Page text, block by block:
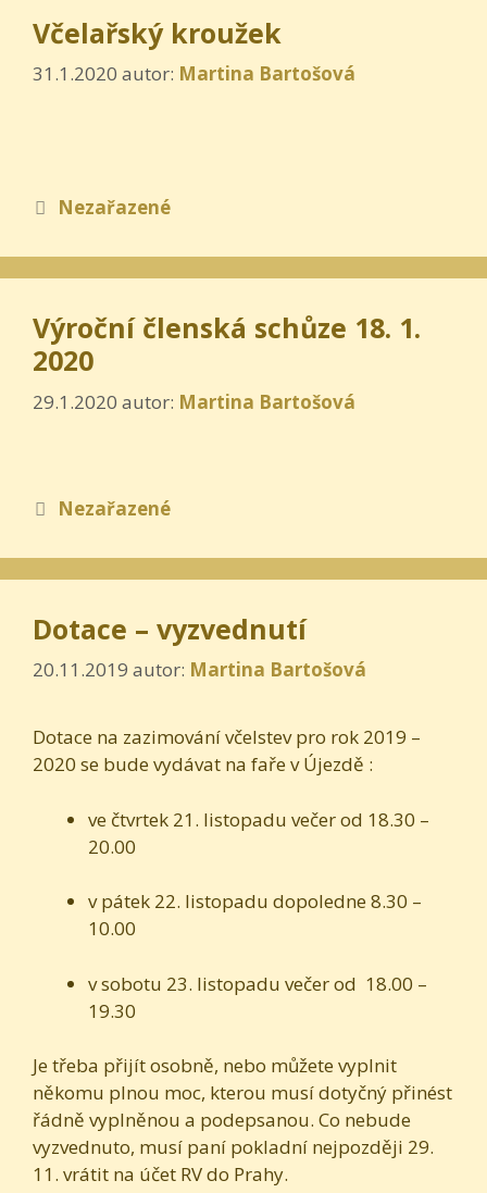
Včelařský kroužek
31.1.2020 autor: Martina Bartošová
Rubriky
Nezařazené
Výroční členská schůze 18. 1.
2020
29.1.2020 autor: Martina Bartošová
Rubriky
Nezařazené
Dotace – vyzvednutí
20.11.2019 autor: Martina Bartošová
Dotace na zazimování včelstev pro rok 2019 –
2020 se bude vydávat na faře v Újezdě :
ve čtvrtek 21. listopadu večer od 18.30 –
20.00
v pátek 22. listopadu dopoledne 8.30 –
10.00
v sobotu 23. listopadu večer od 18.00 –
19.30
Je třeba přijít osobně, nebo můžete vyplnit
někomu plnou moc, kterou musí dotyčný přinést
řádně vyplněnou a podepsanou. Co nebude
vyzvednuto, musí paní pokladní nejpozději 29.
11. vrátit na účet RV do Prahy.